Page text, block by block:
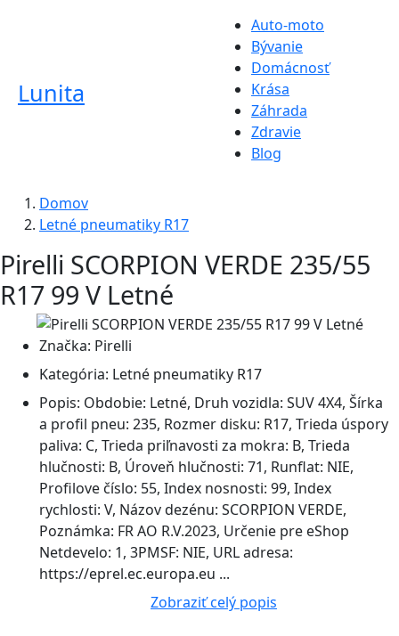
Lunita
Auto-moto
Bývanie
Domácnosť
Krása
Záhrada
Zdravie
Blog
Domov
Letné pneumatiky R17
Pirelli SCORPION VERDE 235/55
R17 99 V Letné
Značka: Pirelli
Kategória: Letné pneumatiky R17
Popis: Obdobie: Letné, Druh vozidla: SUV 4X4, Šírka
a profil pneu: 235, Rozmer disku: R17, Trieda úspory
paliva: C, Trieda priľnavosti za mokra: B, Trieda
hlučnosti: B, Úroveň hlučnosti: 71, Runflat: NIE,
Profilove číslo: 55, Index nosnosti: 99, Index
rychlosti: V, Názov dezénu: SCORPION VERDE,
Poznámka: FR AO R.V.2023, Určenie pre eShop
Netdevelo: 1, 3PMSF: NIE, URL adresa:
https://eprel.ec.europa.eu ...
Zobraziť celý popis